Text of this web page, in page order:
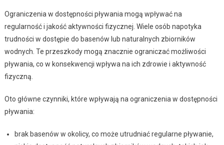
Ograniczenia w dostępności pływania mogą wpływać na
regularność i jakość aktywności fizycznej. Wiele osób napotyka
trudności w dostępie do basenów lub naturalnych zbiorników
wodnych. Te przeszkody mogą znacznie ograniczać możliwości
pływania, co w konsekwencji wpływa na ich zdrowie i aktywność
fizyczną.
Oto główne czynniki, które wpływają na ograniczenia w dostępności
pływania:
brak basenów w okolicy, co może utrudniać regularne pływanie,